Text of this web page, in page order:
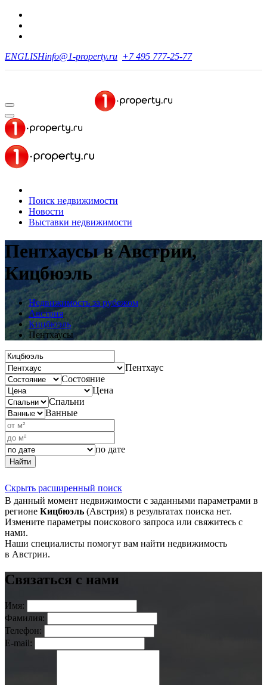
ENGLISHinfo@1-property.ru +7 495 777-25-77
Поиск недвижимости
Новости
Выставки недвижимости
Пентхаусы в Австрии,
Кицбюэль
Недвижимость за рубежом
Австрия
Кицбюэль
Пентхаусы
Пентхаус
Состояние
Цена
Спальни
Ванные
по дате
Найти
Скрыть расширенный поиск
В данный момент недвижимости с заданными параметрами в
регионе Кицбюэль (Австрия) в результатах поиска нет.
Измените параметры поискового запроса или свяжитесь с
нами.
Наши специалисты помогут вам найти недвижимость
в Австрии.
Связаться с нами
Имя:
Фамилия:
Телефон:
E-mail: